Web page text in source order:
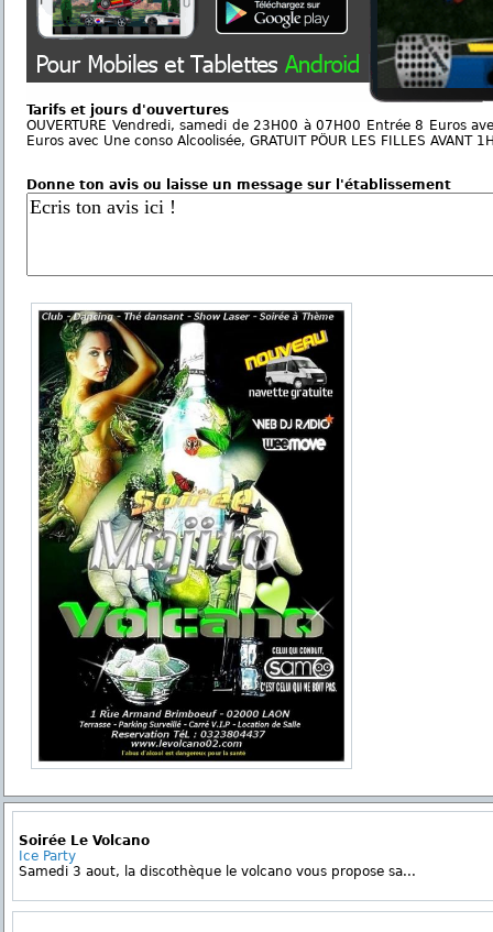
Tarifs et jours d'ouvertures
OUVERTURE Vendredi, samedi de 23H00 à 07H00 Entrée 8 Euros
Euros avec Une conso Alcoolisée, GRATUIT PÖUR LES FILLES AVANT
Donne ton avis ou laisse un message sur l'établissement
Soirée Le Volcano
Ice Party
Samedi 3 aout, la discothèque le volcano vous propose sa...